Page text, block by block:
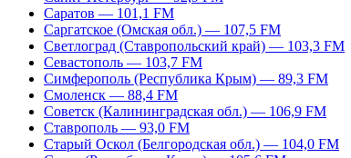
Саратов — 101,1 FM
Саргатское (Омская обл.) — 107,5 FM
Светлоград (Ставропольский край) — 103,3 FM
Севастополь — 103,7 FM
Симферополь (Республика Крым) — 89,3 FM
Смоленск — 88,4 FM
Советск (Калининградская обл.) — 106,9 FM
Ставрополь — 93,0 FM
Старый Оскол (Белгородская обл.) — 104,0 FM